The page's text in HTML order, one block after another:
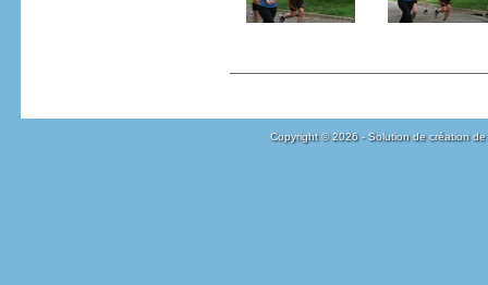
Copyright © 2026 - Solution de création